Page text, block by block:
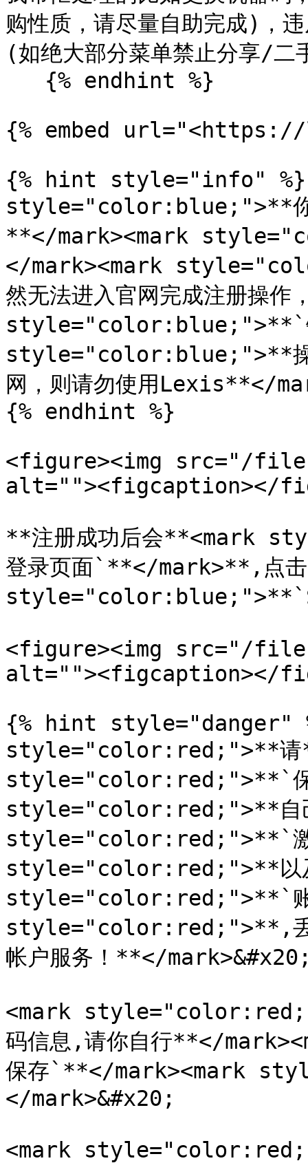
购性质，请尽量自助完成)，
(如绝大部分菜单禁止分享/
{% embed
{% hint style="info" %}
style="color:blue;">**你如
**</mark><mark
</mark><mark
然无法进入官网完成注册操
style="color:blue;">**`错
style="color:blue;">**操作
网，则请勿使用Lexis**</
{% endhint %}
<figure><img src="/files/
alt=""><figcaption></
**注册成功后会**<mark
登录页面`**</mark>**,点
<figure><img src="/files/
alt=""><figcaption></
{% hint style="danger"
style="color:red;">**请
style="color:red;">**`保
style="color:red;">**自
style="color:red;">**`激
style="color:red;">**以
style="color:red;">**`账
style="color:red;">**,丢失
帐户服务！**</
<mark
码信息,请你自行**</
保存`**</mark><mark
</mark>&#x20;
<mark